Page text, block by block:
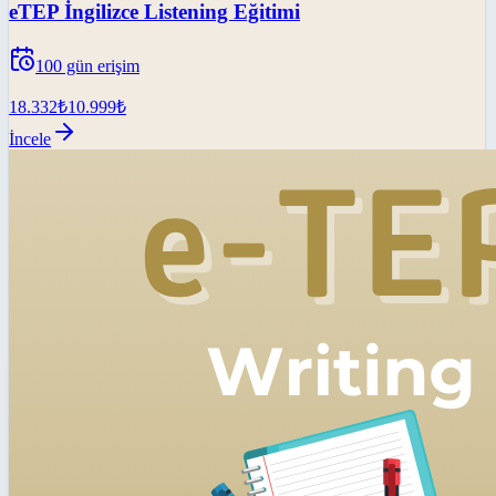
eTEP İngilizce Listening Eğitimi
100 gün erişim
18.332₺10.999₺
İncele